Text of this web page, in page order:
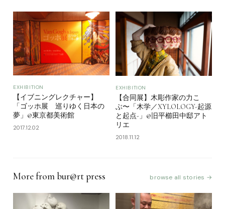
EXHIBITION
【イブニングレクチャー】
「ゴッホ展 巡りゆく日本の
夢」@東京都美術館
2017.12.02
EXHIBITION
【合同展】木彫作家の力こ
ぶ〜「木学／XYLOLOGY-起源
と起点-」@旧平櫛田中邸アト
リエ
2018.11.12
More from bur@rt press browse all stories →